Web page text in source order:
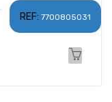
REF: 7700805031